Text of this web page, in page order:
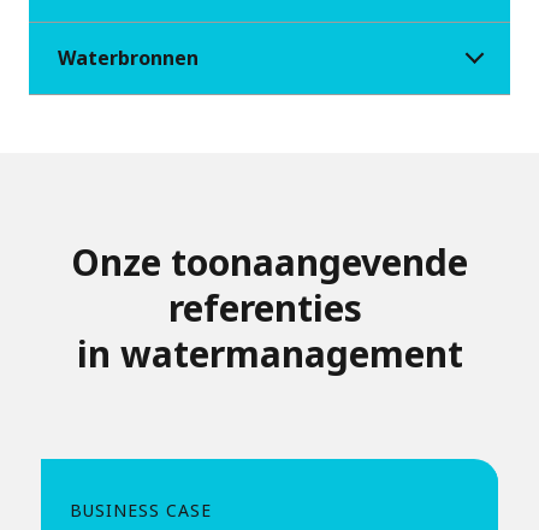
Waterbronnen
Onze toonaangevende
referenties
in watermanagement
BUSINESS CASE